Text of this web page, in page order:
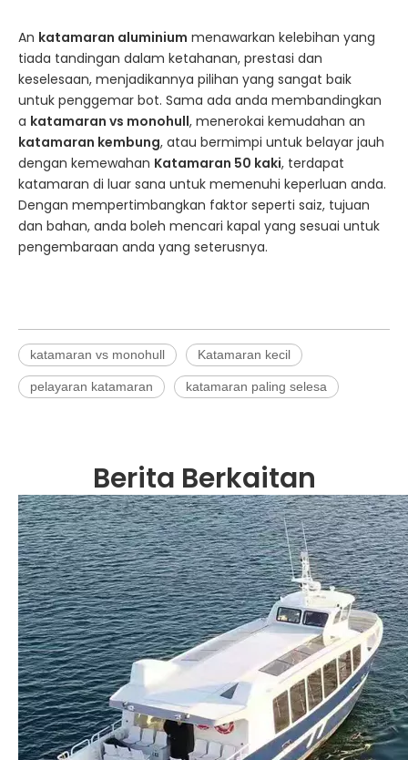
An katamaran aluminium menawarkan kelebihan yang
tiada tandingan dalam ketahanan, prestasi dan
keselesaan, menjadikannya pilihan yang sangat baik
untuk penggemar bot. Sama ada anda membandingkan
a katamaran vs monohull, menerokai kemudahan an
katamaran kembung, atau bermimpi untuk belayar jauh
dengan kemewahan Katamaran 50 kaki, terdapat
katamaran di luar sana untuk memenuhi keperluan anda.
Dengan mempertimbangkan faktor seperti saiz, tujuan
dan bahan, anda boleh mencari kapal yang sesuai untuk
pengembaraan anda yang seterusnya.
katamaran vs monohull​ Katamaran kecil
pelayaran katamaran katamaran paling selesa
Berita Berkaitan